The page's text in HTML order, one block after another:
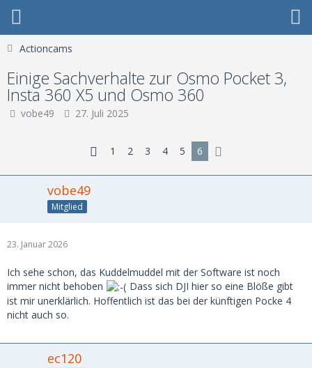
Actioncams
Einige Sachverhalte zur Osmo Pocket 3,
Insta 360 X5 und Osmo 360
vobe49 27. Juli 2025
1 2 3 4 5 6
vobe49
Mitglied
23. Januar 2026
Ich sehe schon, das Kuddelmuddel mit der Software ist noch
immer nicht behoben
Dass sich DJI hier so eine Blöße gibt
ist mir unerklärlich. Hoffentlich ist das bei der künftigen Pocke 4
nicht auch so.
ec120